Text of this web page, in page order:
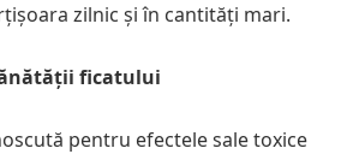
zilnic și în cantități mari.
ficatului
pentru efectele sale toxice